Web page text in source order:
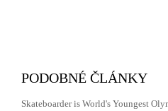
PODOBNÉ ČLÁNKY
Skateboarder is World's Youngest